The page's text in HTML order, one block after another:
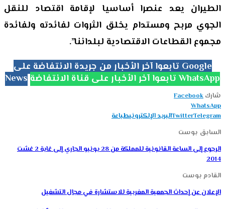
الطيران يعد عنصرا أساسيا لإقامة اقتصاد للنقل
الجوي مربح ومستدام يخلق الثروات لفائدته ولفائدة
مجموع القطاعات الاقتصادية لبلداننا”.
تابعوا آخر الأخبار من جريدة الانتفاضة على Google
News
تابعوا آخر الأخبار على قناة الانتفاضة WhatsApp
شارك Facebook
WhatsApp
TwitterTelegram البريد الإلكترونيطباعة
السابق بوست
الرجوع إلى الساعة القانونية للمملكة من 28 يونيو الجاري إلى غاية 2 غشت
2014
القادم بوست
الإعلان عن إحداث الجمعية المغربية للاستشارة في مجال التشغيل